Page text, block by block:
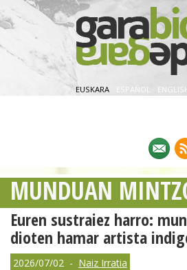
EUSKARA ESPAÑOL ·
MUNDUAN
Euren sustraiez harro:
dioten hamar artista
2026/07/02 - Naiz Irratia